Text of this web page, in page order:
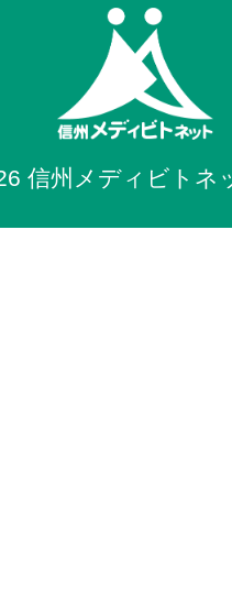
信州メディビトネ